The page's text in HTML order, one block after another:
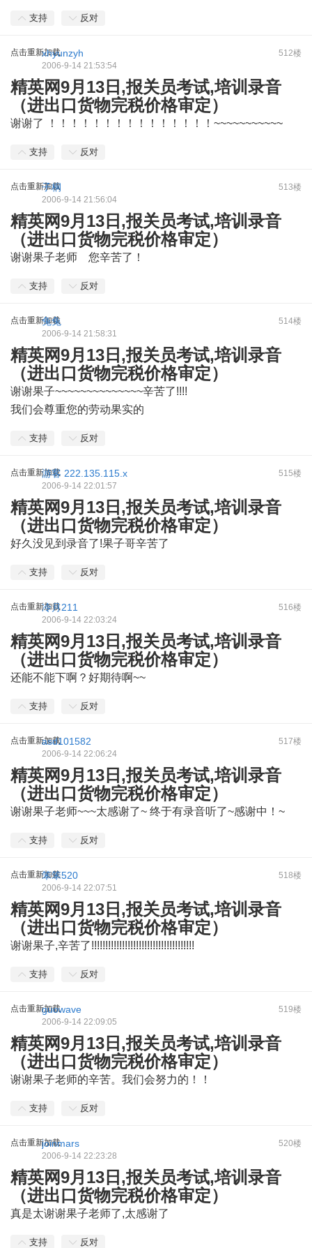
支持 反对
点击重新加载 512楼
xhyunzyh
2006-9-14 21:53:54
精英网9月13日,报关员考试,培训录音
（进出口货物完税价格审定）
谢谢了 ！！！！！！！！！！！！！！！~~~~~~~~~~~
支持 反对
点击重新加载 513楼
子桐
2006-9-14 21:56:04
精英网9月13日,报关员考试,培训录音
（进出口货物完税价格审定）
谢谢果子老师 您辛苦了！
支持 反对
点击重新加载 514楼
兔兔
2006-9-14 21:58:31
精英网9月13日,报关员考试,培训录音
（进出口货物完税价格审定）
谢谢果子~~~~~~~~~~~~~~辛苦了!!!!
我们会尊重您的劳动果实的
支持 反对
点击重新加载 515楼
游客 222.135.115.x
2006-9-14 22:01:57
精英网9月13日,报关员考试,培训录音
（进出口货物完税价格审定）
好久没见到录音了!果子哥辛苦了
支持 反对
点击重新加载 516楼
冷月211
2006-9-14 22:03:24
精英网9月13日,报关员考试,培训录音
（进出口货物完税价格审定）
还能不能下啊？好期待啊~~
支持 反对
点击重新加载 517楼
asd101582
2006-9-14 22:06:24
精英网9月13日,报关员考试,培训录音
（进出口货物完税价格审定）
谢谢果子老师~~~太感谢了~ 终于有录音听了~感谢中！~
支持 反对
点击重新加载 518楼
笨笨520
2006-9-14 22:07:51
精英网9月13日,报关员考试,培训录音
（进出口货物完税价格审定）
谢谢果子,辛苦了!!!!!!!!!!!!!!!!!!!!!!!!!!!!!!!!!!!!!
支持 反对
点击重新加载 519楼
guowave
2006-9-14 22:09:05
精英网9月13日,报关员考试,培训录音
（进出口货物完税价格审定）
谢谢果子老师的辛苦。我们会努力的！！
支持 反对
点击重新加载 520楼
joinmars
2006-9-14 22:23:28
精英网9月13日,报关员考试,培训录音
（进出口货物完税价格审定）
真是太谢谢果子老师了,太感谢了
支持 反对